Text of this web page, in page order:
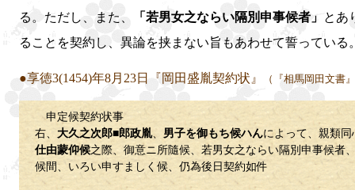
る。ただし、また、
「若男女之ならい隔別申事候者」 とあ
ることを契約し、異論を挟まない旨もあわせて誓っている
●享徳3(1454)年8月23日『岡田盛胤契約状』 （『相馬岡田文書
申定候契約状事
右、 大久之次郎■郎政胤、 男子を御もち候ハんによって、親類
仕由蒙仰候之際、御意ニ所隨候、若男女之ならい隔別申事候者
候間、いろい申すましく候、仍為後日契約如件